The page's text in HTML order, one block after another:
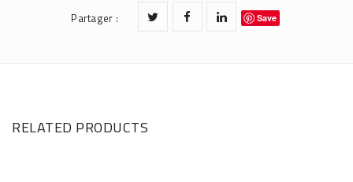
Partager : Save
RELATED PRODUCTS